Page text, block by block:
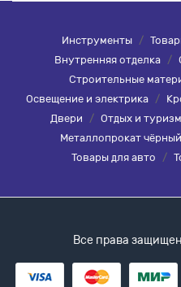
Инструменты /
Внутренняя отделка /
Строительные
Освещение и электрика
/
Двери
/ Отдых и туризм
Металлопрокат чёрный
Товары для авто
/
Все права